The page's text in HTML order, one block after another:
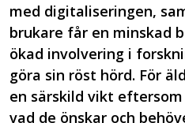
med digitaliseringen,
brukare får en minskad
ökad involvering i
göra sin röst hörd. För
en särskild vikt
vad de önskar och